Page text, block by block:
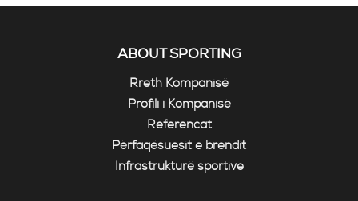
ABOUT SPORTING
Rreth Kompanisë
Profili i Kompanisë
Referencat
Përfaqësuesit e brendit
Infrastrukturë sportive